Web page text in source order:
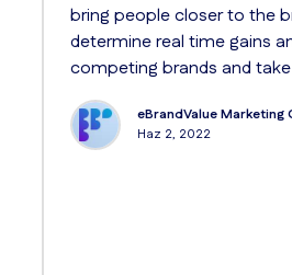
bring people closer to the
determine real time gains
competing brands and
eBrandValue Marketing
Haz 2, 2022